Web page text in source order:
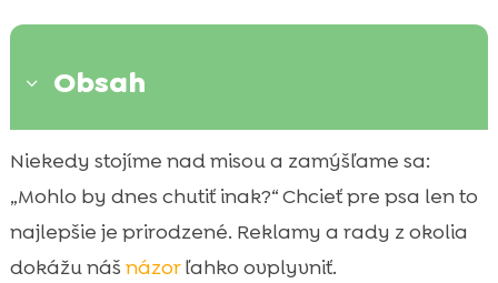
3 Obsah
 Prečo je stabilita v miske dôležitá pre
zdravie psa

Ako funguje tráviaci systém psa a prečo
Niekedy stojíme nad misou a zamýšľame sa:
„Mohlo by dnes chutiť inak?“ Chcieť pre psa len to
najlepšie je prirodzené. Reklamy a rady z okolia
dokážu náš názorľahko ovplyvniť.